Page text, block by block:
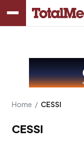
Home / CESSI
CESSI